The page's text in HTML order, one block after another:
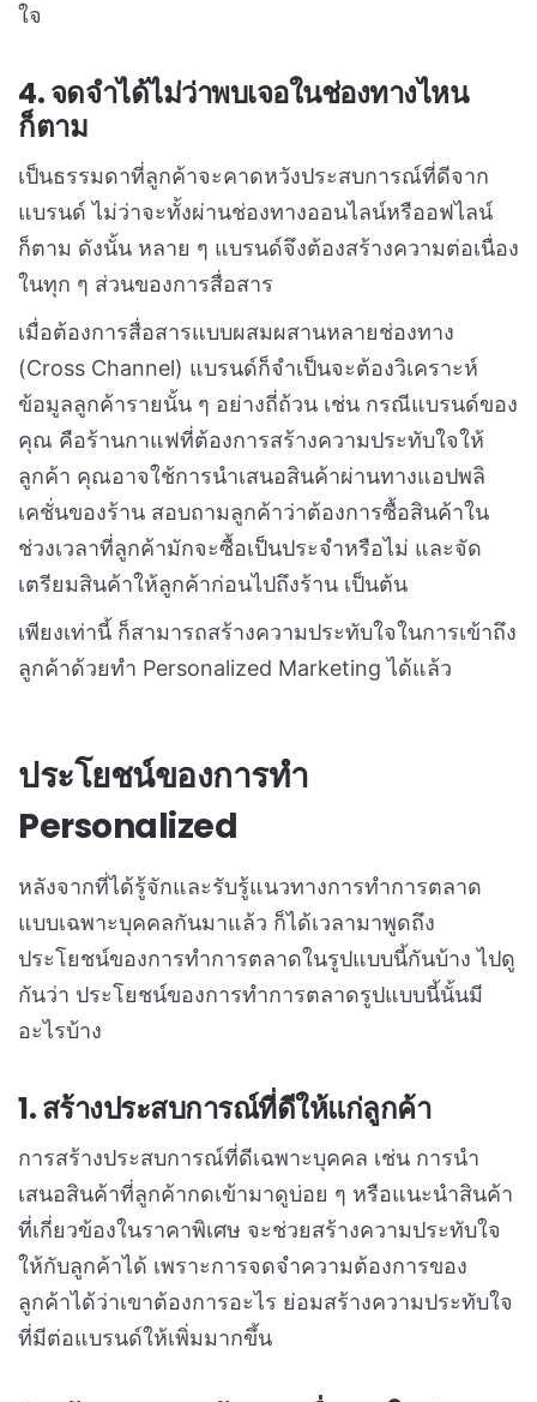
ใจ
4. จดจำได้ไม่ว่าพบเจอในช่องทางไหน
ก็ตาม
เป็นธรรมดาที่ลูกค้าจะคาดหวังประสบการณ์ที่ดีจาก
แบรนด์ ไม่ว่าจะทั้งผ่านช่องทางออนไลน์หรืออฟไลน์
ก็ตาม ดังนั้น หลาย ๆ แบรนด์จึงต้องสร้างความต่อเนื่อง
ในทุก ๆ ส่วนของการสื่อสาร
เมื่อต้องการสื่อสารแบบผสมผสานหลายช่องทาง
(Cross Channel) แบรนด์ก็จำเป็นจะต้องวิเคราะห์
ข้อมูลลูกค้ารายนั้น ๆ อย่างถี่ถ้วน เช่น กรณีแบรนด์ของ
คุณ คือร้านกาแฟที่ต้องการสร้างความประทับใจให้
ลูกค้า คุณอาจใช้การนำเสนอสินค้าผ่านทางแอปพลิ
เคชั่นของร้าน สอบถามลูกค้าว่าต้องการซื้อสินค้าใน
ช่วงเวลาที่ลูกค้ามักจะซื้อเป็นประจำหรือไม่ และจัด
เตรียมสินค้าให้ลูกค้าก่อนไปถึงร้าน เป็นต้น
เพียงเท่านี้ ก็สามารถสร้างความประทับใจในการเข้าถึง
ลูกค้าด้วยทำ Personalized Marketing ได้แล้ว
ประโยชน์ของการทำ
Personalized
หลังจากที่ได้รู้จักและรับรู้แนวทางการทำการตลาด
แบบเฉพาะบุคคลกันมาแล้ว ก็ได้เวลามาพูดถึง
ประโยชน์ของการทำการตลาดในรูปแบบนี้กันบ้าง ไปดู
กันว่า ประโยชน์ของการทำการตลาดรูปแบบนี้นั้นมี
อะไรบ้าง
1. สร้างประสบการณ์ที่ดีให้แก่ลูกค้า
การสร้างประสบการณ์ที่ดีเฉพาะบุคคล เช่น การนำ
เสนอสินค้าที่ลูกค้ากดเข้ามาดูบ่อย ๆ หรือแนะนำสินค้า
ที่เกี่ยวข้องในราคาพิเศษ จะช่วยสร้างความประทับใจ
ให้กับลูกค้าได้ เพราะการจดจำความต้องการของ
ลูกค้าได้ว่าเขาต้องการอะไร ย่อมสร้างความประทับใจ
ที่มีต่อแบรนด์ให้เพิ่มมากขึ้น